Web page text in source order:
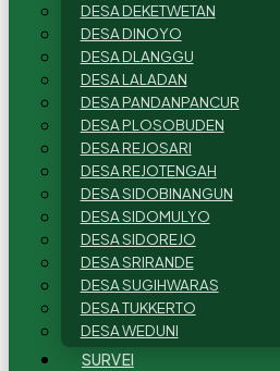
DESA DEKETWETAN
DESA DINOYO
DESA DLANGGU
DESA LALADAN
DESA PANDANPANCUR
DESA PLOSOBUDEN
DESA REJOSARI
DESA REJOTENGAH
DESA SIDOBINANGUN
DESA SIDOMULYO
DESA SIDOREJO
DESA SRIRANDE
DESA SUGIHWARAS
DESA TUKKERTO
DESA WEDUNI
SURVEI